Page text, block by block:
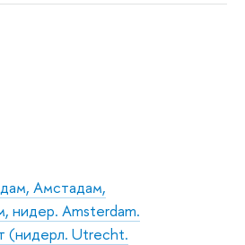
Амстадам,
нидер. Amsterdam.
(нидерл. Utrecht.